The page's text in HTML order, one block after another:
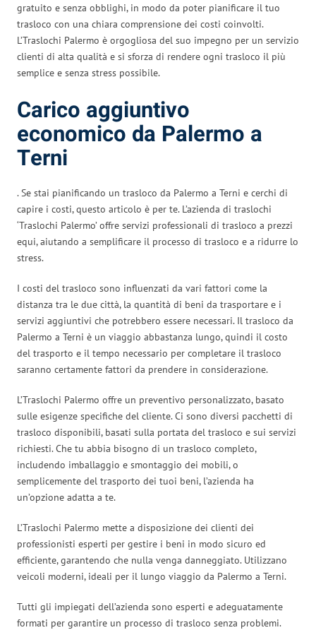
gratuito e senza obblighi, in modo da poter pianificare il tuo
trasloco con una chiara comprensione dei costi coinvolti.
L’Traslochi Palermo è orgogliosa del suo impegno per un servizio
clienti di alta qualità e si sforza di rendere ogni trasloco il più
semplice e senza stress possibile.
Carico aggiuntivo
economico da Palermo a
Terni
. Se stai pianificando un trasloco da Palermo a Terni e cerchi di
capire i costi, questo articolo è per te. L’azienda di traslochi
‘Traslochi Palermo’ offre servizi professionali di trasloco a prezzi
equi, aiutando a semplificare il processo di trasloco e a ridurre lo
stress.
I costi del trasloco sono influenzati da vari fattori come la
distanza tra le due città, la quantità di beni da trasportare e i
servizi aggiuntivi che potrebbero essere necessari. Il trasloco da
Palermo a Terni è un viaggio abbastanza lungo, quindi il costo
del trasporto e il tempo necessario per completare il trasloco
saranno certamente fattori da prendere in considerazione.
L’Traslochi Palermo offre un preventivo personalizzato, basato
sulle esigenze specifiche del cliente. Ci sono diversi pacchetti di
trasloco disponibili, basati sulla portata del trasloco e sui servizi
richiesti. Che tu abbia bisogno di un trasloco completo,
includendo imballaggio e smontaggio dei mobili, o
semplicemente del trasporto dei tuoi beni, l’azienda ha
un’opzione adatta a te.
L’Traslochi Palermo mette a disposizione dei clienti dei
professionisti esperti per gestire i beni in modo sicuro ed
efficiente, garantendo che nulla venga danneggiato. Utilizzano
veicoli moderni, ideali per il lungo viaggio da Palermo a Terni.
Tutti gli impiegati dell’azienda sono esperti e adeguatamente
formati per garantire un processo di trasloco senza problemi.